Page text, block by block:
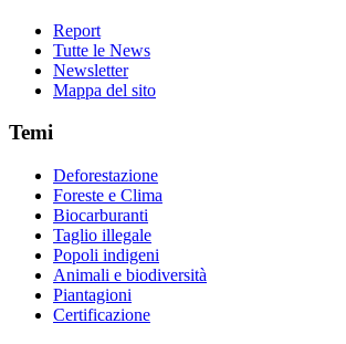
Report
Tutte le News
Newsletter
Mappa del sito
Temi
Deforestazione
Foreste e Clima
Biocarburanti
Taglio illegale
Popoli indigeni
Animali e biodiversità
Piantagioni
Certificazione